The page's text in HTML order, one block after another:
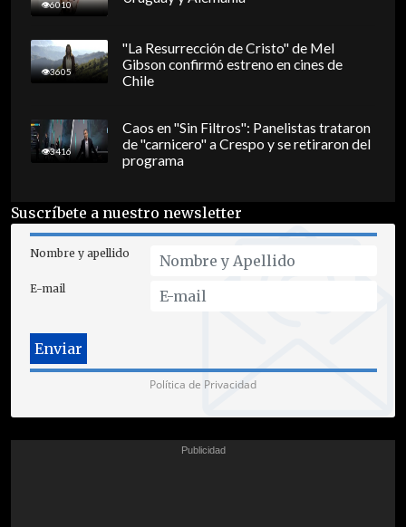
6010
3605
"La Resurrección de Cristo" de Mel
Gibson confirmó estreno en cines de
Chile
3416
Caos en "Sin Filtros": Panelistas trataron
de "carnicero" a Crespo y se retiraron del
programa
Suscríbete a nuestro newsletter
Nombre y apellido
E-mail
Política de Privacidad